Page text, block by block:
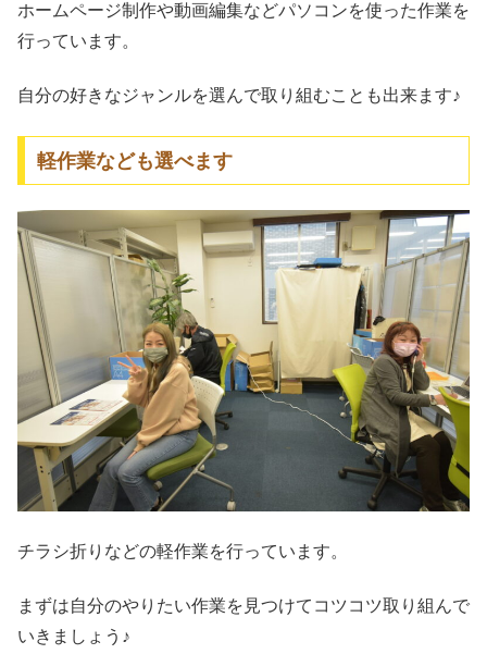
ホームページ制作や動画編集などパソコンを使った作業を
行っています。
自分の好きなジャンルを選んで取り組むことも出来ます♪
軽作業なども選べます
チラシ折りなどの軽作業を行っています。
まずは自分のやりたい作業を見つけてコツコツ取り組んで
いきましょう♪